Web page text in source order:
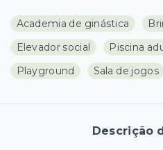
Academia de ginástica
Elevador social
Piscina
Playground
Sala de jogos
Descrição